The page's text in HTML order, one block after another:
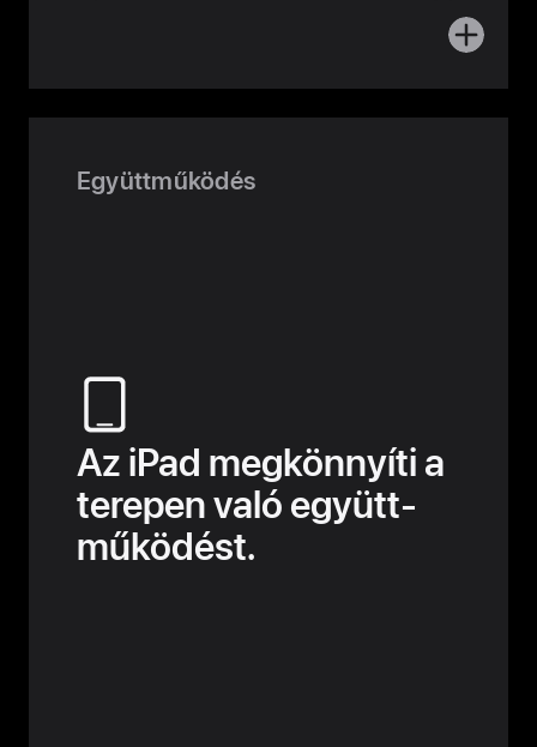
További
részletek
az
Együttműködés
Az iPad megkönnyíti a
terepen való együtt­
működést.